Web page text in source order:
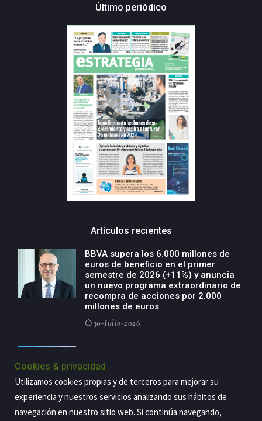
Último periódico
Artículos recientes
BBVA supera los 6.000 millones de
euros de beneficio en el primer
semestre de 2026 (+11%) y anuncia
un nuevo programa extraordinario de
recompra de acciones por 2.000
millones de euros
30-Julio-2026
negocio agro con un modelo global
de especialización presente en siete
países
29-Julio-2026
Cookies & privacidad
Utilizamos cookies propias y de terceros para mejorar su
experiencia y nuestros servicios analizando sus hábitos de
navegación en nuestro sitio web. Si continúa navegando,